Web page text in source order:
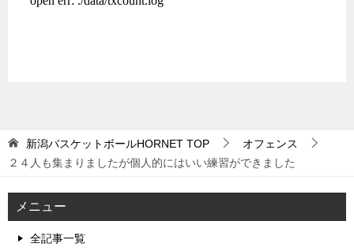
新潟バスケットボールHORNET TOP
オフェンス
２４人も集まりましたが個人的にはいい練習ができました
メニュー
全記事一覧